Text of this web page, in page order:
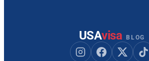
USAvisa BLOG
Seguir a USAvisa en
Seguir aSeguir